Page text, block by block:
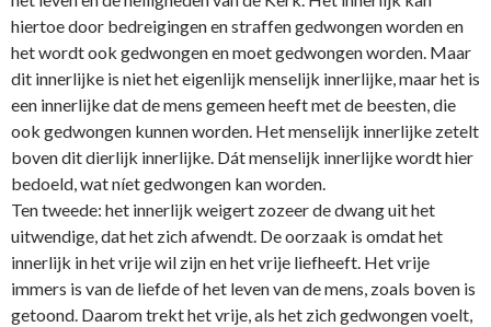
hiertoe door bedreigingen en straffen gedwongen worden en
het wordt ook gedwongen en moet gedwongen worden. Maar
dit innerlijke is niet het eigenlijk menselijk innerlijke, maar het is
een innerlijke dat de mens gemeen heeft met de beesten, die
ook gedwongen kunnen worden. Het menselijk innerlijke zetelt
boven dit dierlijk innerlijke. Dát menselijk innerlijke wordt hier
bedoeld, wat níet gedwongen kan worden.
Ten tweede: het innerlijk weigert zozeer de dwang uit het
uitwendige, dat het zich afwendt. De oorzaak is omdat het
innerlijk in het vrije wil zijn en het vrije liefheeft. Het vrije
immers is van de liefde of het leven van de mens, zoals boven is
getoond. Daarom trekt het vrije, als het zich gedwongen voelt,